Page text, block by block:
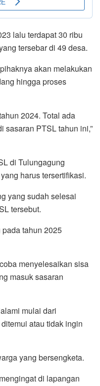
lalu terdapat 30 ribu
tersebar di 49 desa.
akan melakukan
hingga proses
2024. Total ada
sasaran PTSL tahun ini,”
di Tulungagung
harus tersertifikasi.
yang sudah selesai
tersebut.
tahun 2025
menyelesaikan sisa
masuk sasaran
mulai dari
atau tidak ingin
yang bersengketa.
di lapangan